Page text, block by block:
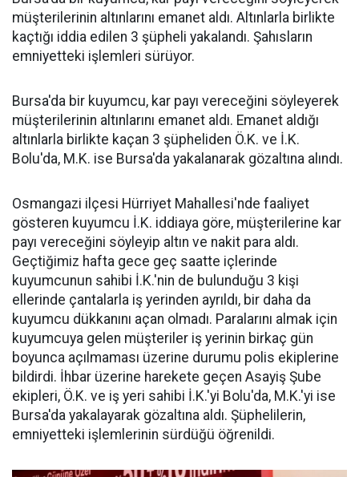
müşterilerinin altınlarını emanet aldı. Altınlarla birlikte
kaçtığı iddia edilen 3 şüpheli yakalandı. Şahısların
emniyetteki işlemleri sürüyor.
Bursa'da bir kuyumcu, kar payı vereceğini söyleyerek
müşterilerinin altınlarını emanet aldı. Emanet aldığı
altınlarla birlikte kaçan 3 şüpheliden Ö.K. ve İ.K.
Bolu'da, M.K. ise Bursa'da yakalanarak gözaltına alındı.
Osmangazi ilçesi Hürriyet Mahallesi'nde faaliyet
gösteren kuyumcu İ.K. iddiaya göre, müşterilerine kar
payı vereceğini söyleyip altın ve nakit para aldı.
Geçtiğimiz hafta gece geç saatte içlerinde
kuyumcunun sahibi İ.K.'nin de bulunduğu 3 kişi
ellerinde çantalarla iş yerinden ayrıldı, bir daha da
kuyumcu dükkanını açan olmadı. Paralarını almak için
kuyumcuya gelen müşteriler iş yerinin birkaç gün
boyunca açılmaması üzerine durumu polis ekiplerine
bildirdi. İhbar üzerine harekete geçen Asayiş Şube
ekipleri, Ö.K. ve iş yeri sahibi İ.K.'yi Bolu'da, M.K.'yi ise
Bursa'da yakalayarak gözaltına aldı. Şüphelilerin,
emniyetteki işlemlerinin sürdüğü öğrenildi.